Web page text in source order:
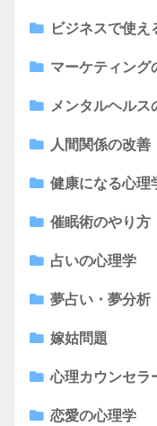
ビジネスで使え
マーケティング
メンタルヘルス
人間関係の改善
健康になる心理
催眠術のやり方
占いの心理学
夢占い・夢分析
嫁姑問題
心理カウンセラ
恋愛の心理学